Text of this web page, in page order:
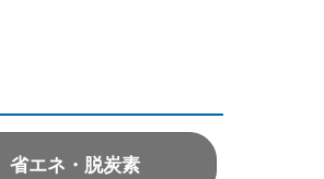
省エネ・脱炭素